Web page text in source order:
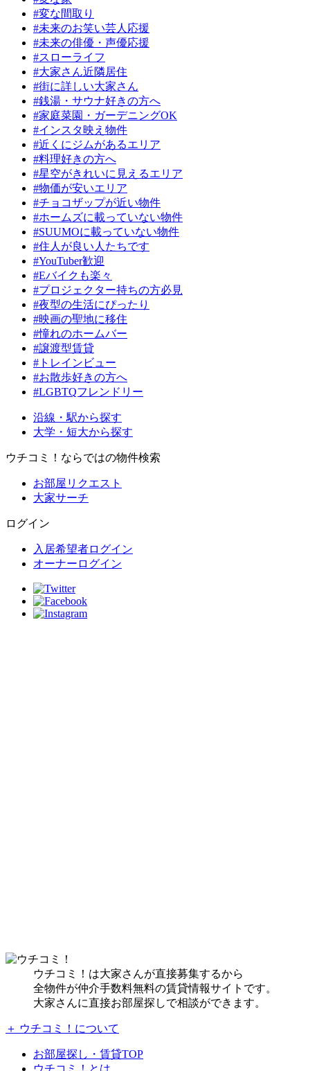
#変な間取り
#未来のお笑い芸人応援
#未来の俳優・声優応援
#スローライフ
#大家さん近隣居住
#街に詳しい大家さん
#銭湯・サウナ好きの方へ
#家庭菜園・ガーデニングOK
#インスタ映え物件
#近くにジムがあるエリア
#料理好きの方へ
#星空がきれいに見えるエリア
#物価が安いエリア
#チョコザップが近い物件
#ホームズに載っていない物件
#SUUMOに載っていない物件
#住人が良い人たちです
#YouTuber歓迎
#Eバイクも楽々
#プロジェクター持ちの方必見
#夜型の生活にぴったり
#映画の聖地に移住
#憧れのホームバー
#譲渡型賃貸
#トレインビュー
#お散歩好きの方へ
#LGBTQフレンドリー
沿線・駅から探す
大学・短大から探す
ウチコミ！ならではの物件検索
お部屋リクエスト
大家サーチ
ログイン
入居希望者ログイン
オーナーログイン
ウチコミ！は大家さんが直接募集するから
全物件が仲介手数料無料の賃貸情報サイトです。
大家さんに直接お部屋探しで相談ができます。
＋ ウチコミ！について
お部屋探し・賃貸TOP
ウチコミ！とは